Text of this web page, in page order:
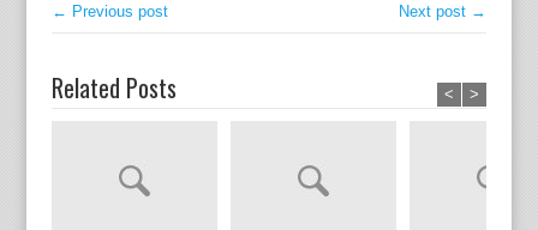
← Previous post Next post →
Related Posts < >